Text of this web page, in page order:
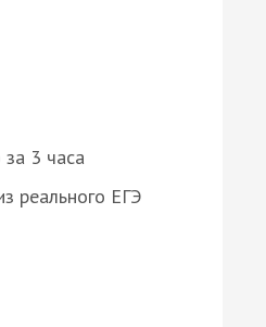
3 часа
реального ЕГЭ